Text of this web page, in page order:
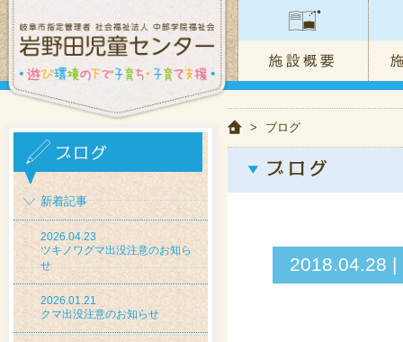
新着記事
2026.04.23
ツキノワグマ出没注意のお知ら
せ
2026.01.21
クマ出没注意のお知らせ
> ブログ
2018.04.28